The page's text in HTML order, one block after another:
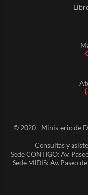
© 2020 - Ministerio de
Consultas y
Sede CONTIGO: Av.
Sede MIDIS: Av. Paseo